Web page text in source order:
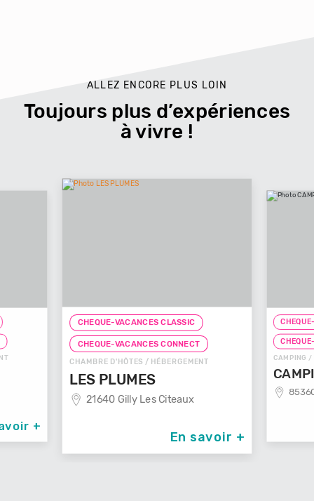
ALLEZ ENCORE PLUS LOIN
Toujours plus d’expériences
à vivre !
+
CHEQUE-VACANCES CLASSIC
CHEQUE-VACANCES CONNECT
CHAMBRE D'HÔTES / HÉBERGEMENT
LES PLUMES
21640 Gilly Les Citeaux
En savoir +
CHEQUE-
CHEQUE-
CAMPING /
85360